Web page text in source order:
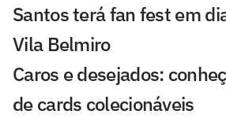
Santos terá fan fest em
Vila Belmiro
Caros e desejados:
de cards colecionáveis